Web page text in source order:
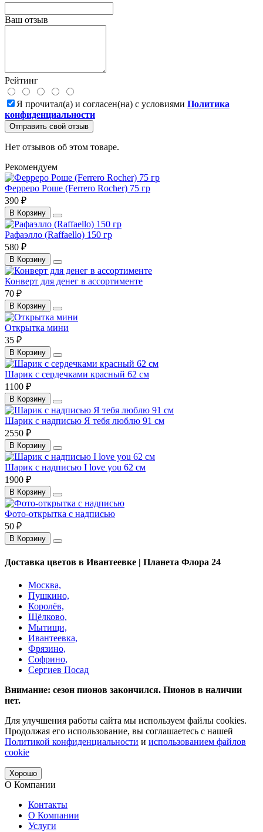
Ваш отзыв
Рейтинг
Я прочитал(а) и согласен(на) с условиями Политика
конфиденциальности
Отправить свой отзыв
Нет отзывов об этом товаре.
Рекомендуем
Ферреро Роше (Ferrero Rocher) 75 гр
390 ₽
В Корзину
Рафаэлло (Raffaello) 150 гр
580 ₽
В Корзину
Конверт для денег в ассортименте
70 ₽
В Корзину
Открытка мини
35 ₽
В Корзину
Шарик с сердечками красный 62 см
1100 ₽
В Корзину
Шарик с надписью Я тебя люблю 91 см
2550 ₽
В Корзину
Шарик с надписью I love you 62 см
1900 ₽
В Корзину
Фото-открытка с надписью
50 ₽
В Корзину
Доставка цветов в Ивантеевке | Планета Флора 24
Москва,
Пушкино,
Королёв,
Щёлково,
Мытищи,
Ивантеевка,
Фрязино,
Софрино,
Сергиев Посад
Внимание: сезон пионов закончился. Пионов в наличии
нет.
Для улучшения работы сайта мы используем файлы cookies.
Продолжая его использование, вы соглашаетесь с нашей
Политикой конфиденциальности и использованием файлов
cookie
Хорошо
О Компании
Контакты
О Компании
Услуги